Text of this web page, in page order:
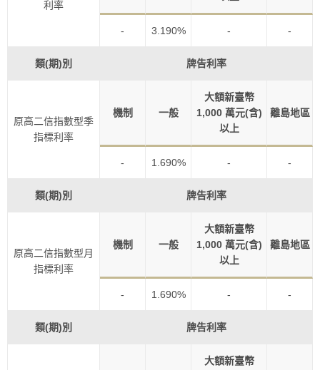
利率
- 3.190% - -
類(期)別 牌告利率
原高二信指數型季
指標利率
機制 一般
大額新臺幣
1,000 萬元(含)
以上
離島地區
- 1.690% - -
類(期)別 牌告利率
原高二信指數型月
指標利率
機制 一般
大額新臺幣
1,000 萬元(含)
以上
離島地區
- 1.690% - -
類(期)別 牌告利率
大額新臺幣